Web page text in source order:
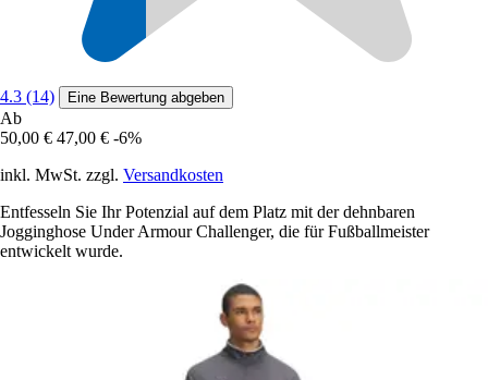
4.3 (14) Eine Bewertung abgeben
Ab
50,00 € 47,00 € -6%
inkl. MwSt. zzgl. Versandkosten
Entfesseln Sie Ihr Potenzial auf dem Platz mit der dehnbaren
Jogginghose Under Armour Challenger, die für Fußballmeister
entwickelt wurde.